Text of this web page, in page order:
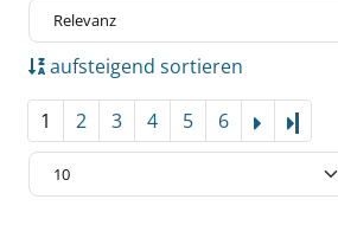
aufsteigend sortieren
1 2 3 4 5 6